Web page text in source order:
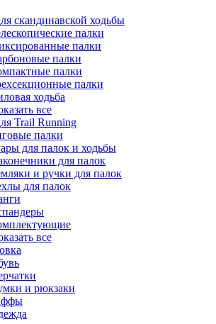
скандинавской ходьбы
палки
палки
палки
палки
палки
ходьба
все
Trail Running
палки
для палок и ходьбы
для палок
и ручки для палок
для палок
все
и рюкзаки